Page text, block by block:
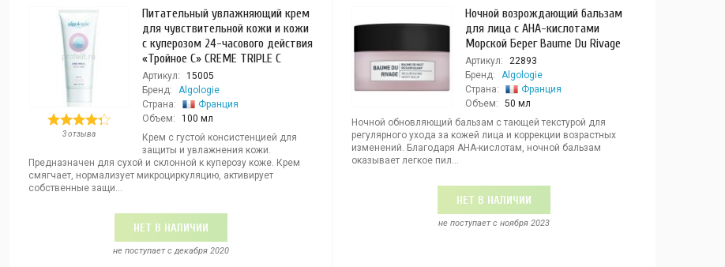
3 отзыва
Питательный увлажняющий крем
для чувствительной кожи и кожи
с куперозом 24-часового действия
«Тройное С» CREME TRIPLE C
Артикул:
15005
Бренд:
Algologie
Страна:
Франция
Объем:
100 мл
Крем с густой консистенцией для
защиты и увлажнения кожи.
Предназначен для сухой и склонной к куперозу коже. Крем
смягчает, нормализует микроциркуляцию, активирует
собственные защи...
НЕТ В НАЛИЧИИ
не поступает c декабря 2020
Ночной возрождающий бальзам
для лица с AHA-кислотами
Морской Берег Baume Du Rivage
Артикул:
22893
Бренд:
Algologie
Страна:
Франция
Объем:
50 мл
Ночной обновляющий бальзам с тающей текстурой для
регулярного ухода за кожей лица и коррекции возрастных
изменений. Благодаря AHA-кислотам, ночной бальзам
оказывает легкое пил...
НЕТ В НАЛИЧИИ
не поступает c ноября 2023